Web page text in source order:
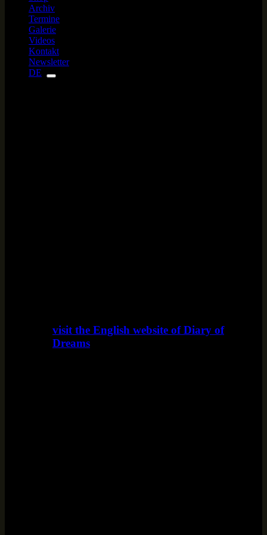
Archiv
Termine
Galerie
Videos
Kontakt
Newsletter
DE
visit the English website of Diary of
Dreams